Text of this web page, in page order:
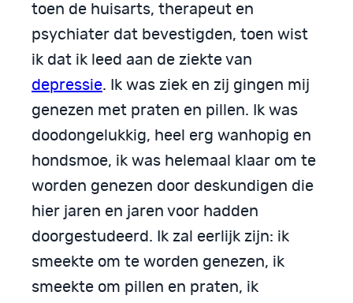
toen de huisarts, therapeut en
psychiater dat bevestigden, toen wist
ik dat ik leed aan de ziekte van
depressie. Ik was ziek en zij gingen mij
genezen met praten en pillen. Ik was
doodongelukkig, heel erg wanhopig en
hondsmoe, ik was helemaal klaar om te
worden genezen door deskundigen die
hier jaren en jaren voor hadden
doorgestudeerd. Ik zal eerlijk zijn: ik
smeekte om te worden genezen, ik
smeekte om pillen en praten, ik